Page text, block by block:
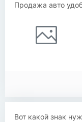
Продажа авто
Вот какой знак